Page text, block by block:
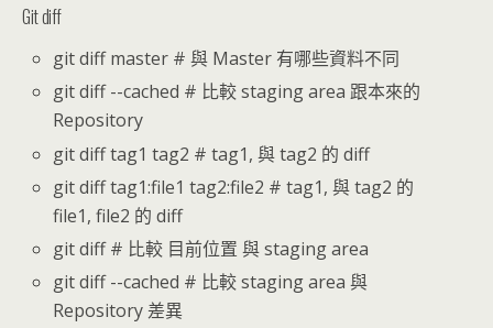
Git diff
git diff master # 與 Master 有哪些資料不同
git diff --cached # 比較 staging area 跟本來的
Repository
git diff tag1 tag2 # tag1, 與 tag2 的 diff
git diff tag1:file1 tag2:file2 # tag1, 與 tag2 的
file1, file2 的 diff
git diff # 比較 目前位置 與 staging area
git diff --cached # 比較 staging area 與
Repository 差異